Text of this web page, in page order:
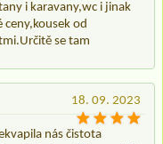
i karavany,wc i jinak
ceny,kousek od
se tam
18. 09. 2023
nás čistota